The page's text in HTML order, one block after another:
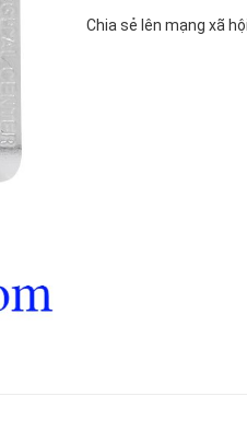
Chia sẻ lên mạng xã hội